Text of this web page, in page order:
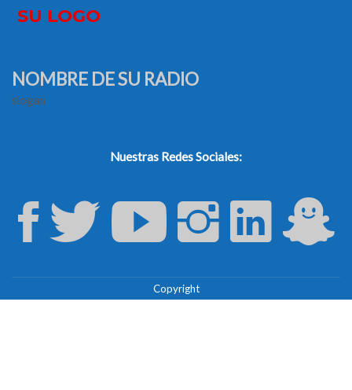
NOMBRE DE SU RADIO
slogan
Nuestras Redes Sociales:
Copyright